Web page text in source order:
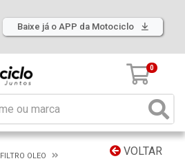
Baixe já o APP da Motociclo
0
VOLTAR
FILTRO OLEO